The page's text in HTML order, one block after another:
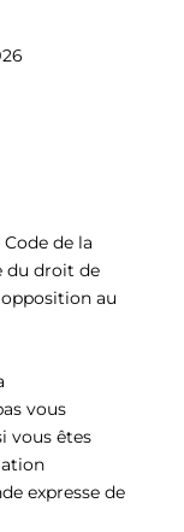
de la
du droit de
au
vous
vous êtes
expresse de